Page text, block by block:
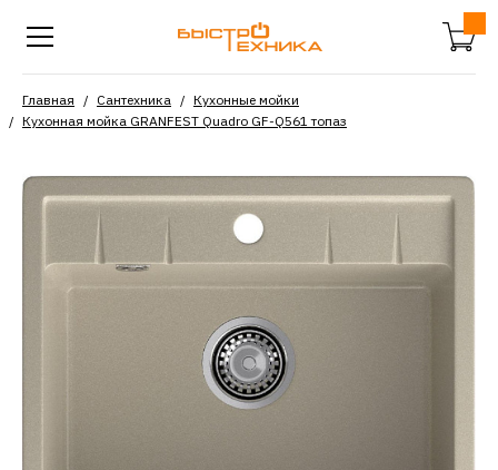
Главная Сантехника
Кухонные мойки
Кухонная мойка GRANFEST Quadro GF-Q561 топаз